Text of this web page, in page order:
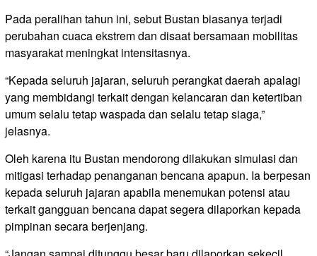
Pada peralihan tahun ini, sebut Bustan biasanya terjadi
perubahan cuaca ekstrem dan disaat bersamaan mobilitas
masyarakat meningkat intensitasnya.
“Kepada seluruh jajaran, seluruh perangkat daerah apalagi
yang membidangi terkait dengan kelancaran dan ketertiban
umum selalu tetap waspada dan selalu tetap siaga,”
jelasnya.
Oleh karena itu Bustan mendorong dilakukan simulasi dan
mitigasi terhadap penanganan bencana apapun. Ia berpesan
kepada seluruh jajaran apabila menemukan potensi atau
terkait gangguan bencana dapat segera dilaporkan kepada
pimpinan secara berjenjang.